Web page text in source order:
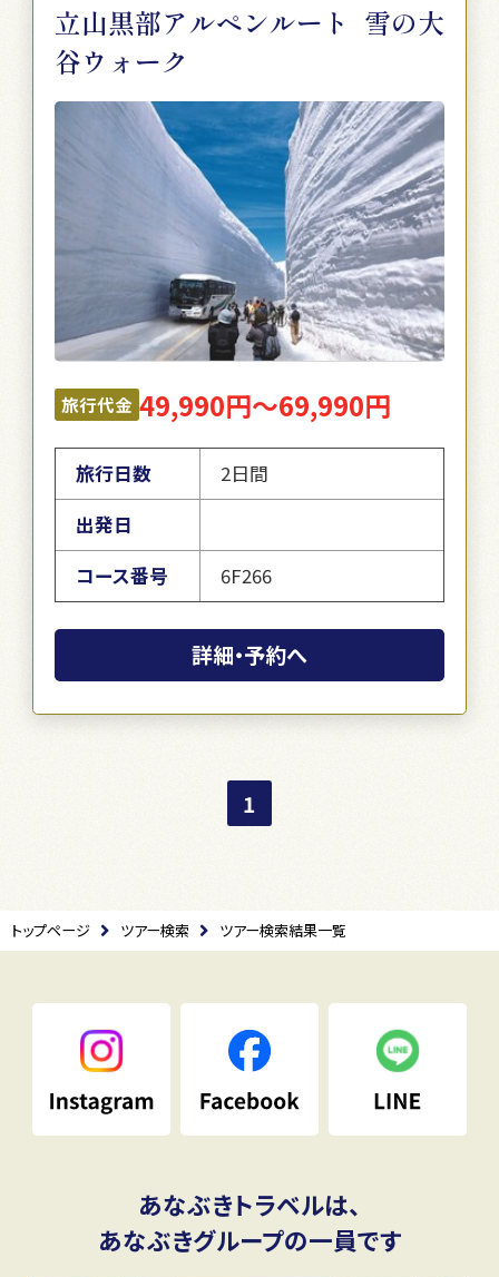
立山黒部アルペンルート 雪の大
谷ウォーク
旅行代金 49,990円～69,990円
旅行日数
2日間
出発日
コース番号
6F266
詳細・予約へ
1
トップページ ツアー検索 ツアー検索結果一覧
あなぶきトラベルは、
あなぶきグループの一員です